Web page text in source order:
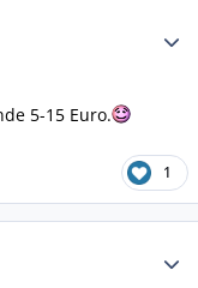
5-15 Euro.
1